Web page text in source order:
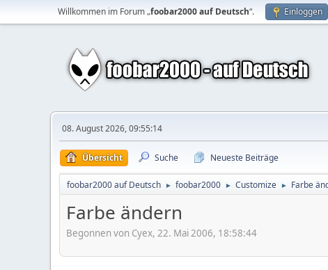
Willkommen im Forum „foobar2000 auf Deutsch“. Einloggen
08. August 2026, 09:55:14
Übersicht Suche Neueste Beiträge
foobar2000 auf Deutsch ► foobar2000 ► Customize ► Farbe
Farbe ändern
Begonnen von Cyex, 22. Mai 2006, 18:58:44